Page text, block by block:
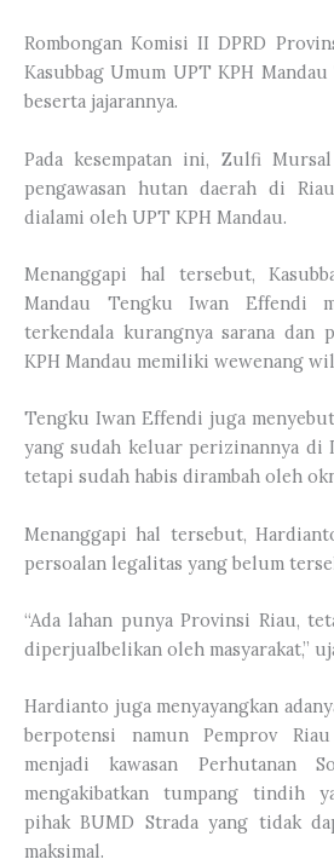
Rombongan Komisi II DPRD
Kasubbag Umum UPT KPH
beserta jajarannya.
Pada kesempatan ini, Zulfi
pengawasan hutan daerah di
dialami oleh UPT KPH Mandau.
Menanggapi hal tersebut,
Mandau Tengku Iwan Effendi
terkendala kurangnya sarana dan
KPH Mandau memiliki wewenang
Tengku Iwan Effendi juga
yang sudah keluar perizinannya di
tetapi sudah habis dirambah oleh
Menanggapi hal tersebut,
persoalan legalitas yang belum
“Ada lahan punya Provinsi Riau,
diperjualbelikan oleh masyarakat,”
Hardianto juga menyayangkan
berpotensi namun Pemprov
menjadi kawasan Perhutanan
mengakibatkan tumpang tindih
pihak BUMD Strada yang tidak
maksimal.